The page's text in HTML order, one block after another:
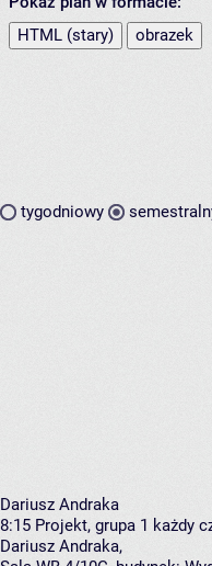
HTML (stary)
obrazek
tygodniowy
Dariusz Andraka
8:15 Projekt, grupa 1 każdy
Dariusz Andraka,